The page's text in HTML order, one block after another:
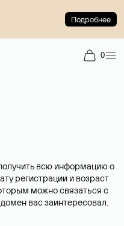
Подробнее
0
всю информацию о
регистрации и возраст
можно связаться с
вас заинтересовал.